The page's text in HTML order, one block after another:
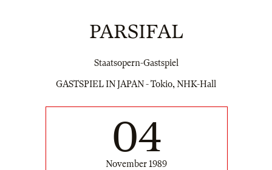
PARSIFAL
Staatsopern-Gastspiel
GASTSPIEL IN JAPAN - Tokio, NHK-Hall
04
November 1989